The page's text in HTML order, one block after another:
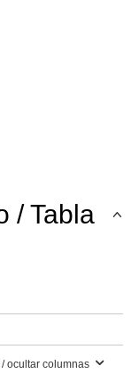
/ Tabla
/ ocultar columnas